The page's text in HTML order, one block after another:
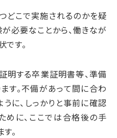
どこで実施されるのかを疑
必要なことから、働きなが
す。
明する卒業証明書等、準備
す。不備があって間に合わ
に、しっかりと事前に確認
めに、ここでは合格後の手
。